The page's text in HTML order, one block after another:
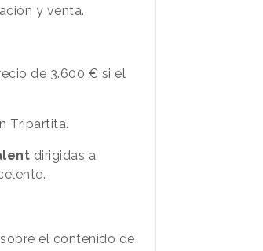
y venta.
de 3.600 € si el
Tripartita.
dirigidas a
el contenido de